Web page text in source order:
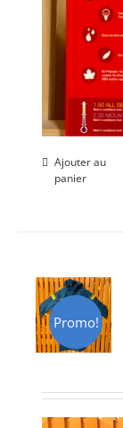
Ajouter au
panier
Promo!